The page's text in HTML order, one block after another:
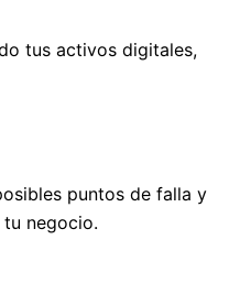
tus activos digitales,
puntos de falla y
negocio.